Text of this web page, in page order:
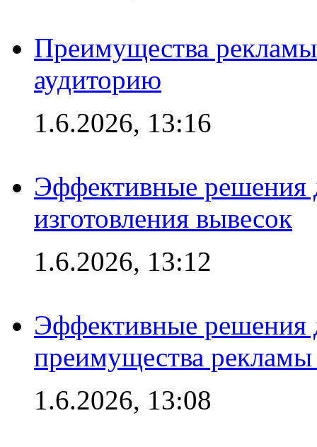
Преимущества
аудиторию
1.6.2026, 13:16
Эффективные решения
изготовления вывесок
1.6.2026, 13:12
Эффективные решения
преимущества рекламы
1.6.2026, 13:08